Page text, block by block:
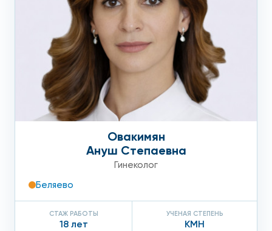
Овакимян
Ануш Степаевна
Гинеколог
Беляево
СТАЖ РАБОТЫ
18 лет
УЧЕНАЯ СТЕПЕНЬ
КМН